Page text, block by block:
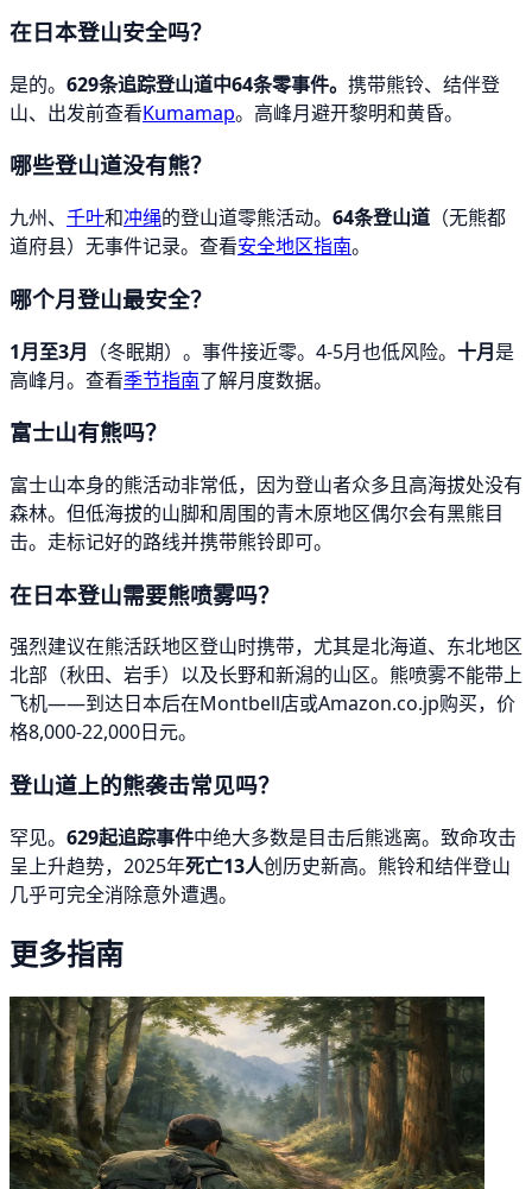
在日本登山安全吗？
是的。 629条追踪登山道中64条零事件。 携带熊铃、结伴登
山、出发前查看Kumamap。高峰月避开黎明和黄昏。
哪些登山道没有熊？
九州、 千叶和冲绳的登山道零熊活动。 64条登山道 （无熊都
道府县）无事件记录。查看安全地区指南。
哪个月登山最安全？
1月至3月 （冬眠期）。事件接近零。4-5月也低风险。 十月是
高峰月。查看季节指南了解月度数据。
富士山有熊吗？
富士山本身的熊活动非常低，因为登山者众多且高海拔处没有
森林。但低海拔的山脚和周围的青木原地区偶尔会有黑熊目
击。走标记好的路线并携带熊铃即可。
在日本登山需要熊喷雾吗？
强烈建议在熊活跃地区登山时携带，尤其是北海道、东北地区
北部（秋田、岩手）以及长野和新潟的山区。熊喷雾不能带上
飞机——到达日本后在Montbell店或Amazon.co.jp购买，价
格8,000-22,000日元。
登山道上的熊袭击常见吗？
罕见。 629起追踪事件中绝大多数是目击后熊逃离。致命攻击
呈上升趋势，2025年死亡13人创历史新高。熊铃和结伴登山
几乎可完全消除意外遭遇。
更多指南